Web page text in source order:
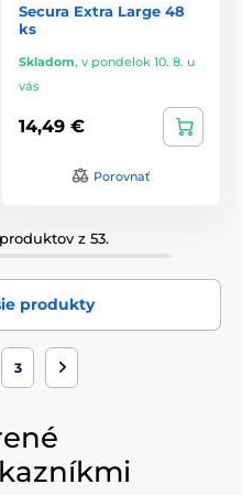
Secura Extra Large 48
ks
Skladom, v pondelok 10. 8. u
vás
14,49 €
Porovnať
z 53.
produkty
3